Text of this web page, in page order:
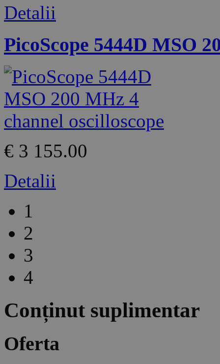
Detalii
PicoScope 5444D MSO
€ 3 155.00
Detalii
1
2
3
4
Conținut suplimentar
Oferta